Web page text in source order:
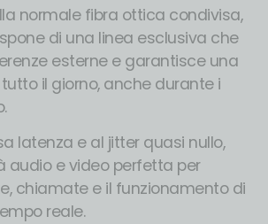
normale fibra ottica condivisa,
di una linea esclusiva che
esterne e garantisce una
il giorno, anche durante i
latenza e al jitter quasi nullo,
audio e video perfetta per
chiamate e il funzionamento di
reale.